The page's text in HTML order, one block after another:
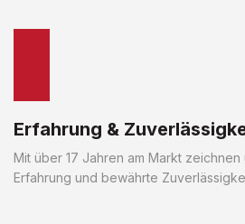
Erfahrung &
Mit über 17 Jahren am Markt zeichnen
Erfahrung und bewährte